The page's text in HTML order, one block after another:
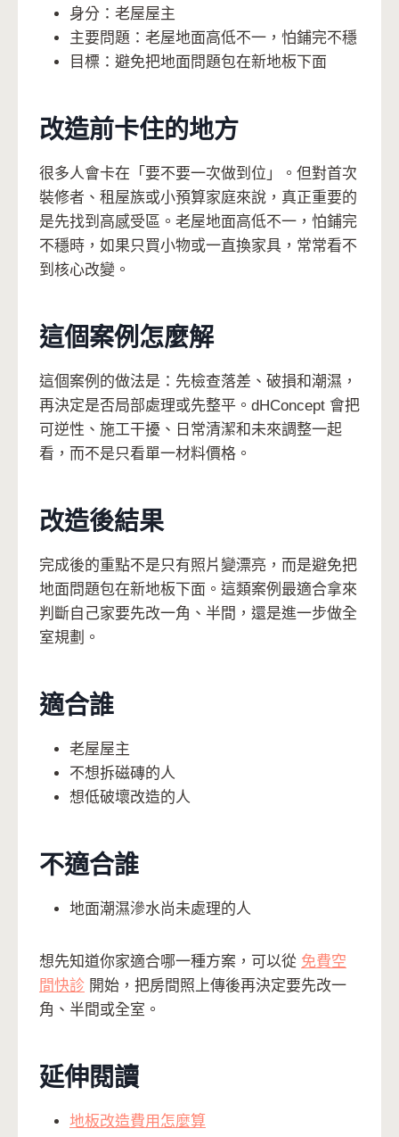
身分：老屋屋主
主要問題：老屋地面高低不一，怕鋪完不穩
目標：避免把地面問題包在新地板下面
改造前卡住的地方
很多人會卡在「要不要一次做到位」。但對首次
裝修者、租屋族或小預算家庭來說，真正重要的
是先找到高感受區。老屋地面高低不一，怕鋪完
不穩時，如果只買小物或一直換家具，常常看不
到核心改變。
這個案例怎麼解
這個案例的做法是：先檢查落差、破損和潮濕，
再決定是否局部處理或先整平。dHConcept 會把
可逆性、施工干擾、日常清潔和未來調整一起
看，而不是只看單一材料價格。
改造後結果
完成後的重點不是只有照片變漂亮，而是避免把
地面問題包在新地板下面。這類案例最適合拿來
判斷自己家要先改一角、半間，還是進一步做全
室規劃。
適合誰
老屋屋主
不想拆磁磚的人
想低破壞改造的人
不適合誰
地面潮濕滲水尚未處理的人
想先知道你家適合哪一種方案，可以從 免費空
間快診 開始，把房間照上傳後再決定要先改一
角、半間或全室。
延伸閱讀
地板改造費用怎麼算